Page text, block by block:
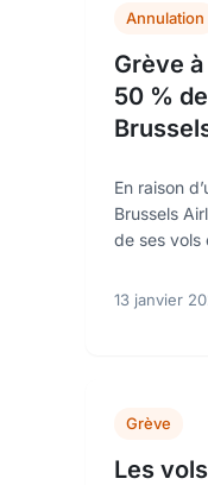
Annulation
Grève
50 %
En raison
Brussels
de ses vols
13 janvier
Grève
Les